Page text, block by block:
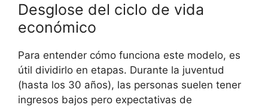
Desglose del ciclo de vida
económico
Para entender cómo funciona este modelo, es
útil dividirlo en etapas. Durante la ‌juventud
(hasta ⁢los​ 30 años),‍ las personas suelen tener
ingresos bajos pero expectativas de